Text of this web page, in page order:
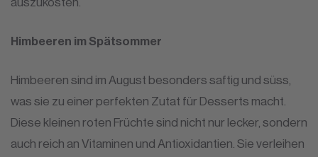
Himbeeren im Spätsommer
Himbeeren sind im August besonders saftig und süss,
was sie zu einer perfekten Zutat für Desserts macht.
Diese kleinen roten Früchte sind nicht nur lecker, sondern
auch reich an Vitaminen und Antioxidantien. Sie verleihen